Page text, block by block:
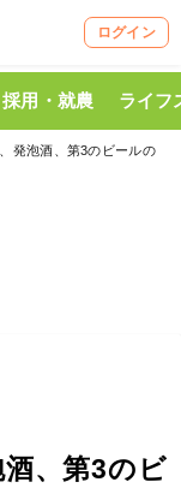
ログイン
採用・就農 ライフ
発泡酒、第3のビールの
、第3のビ